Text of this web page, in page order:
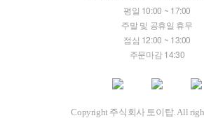
평일 10:00 ~ 17:00
주말 및 공휴일 휴무
점심 12:00 ~ 13:00
주문마감 14:30
Copyright 주식회사 토이탑. All